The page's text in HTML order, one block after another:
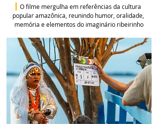
O filme mergulha em referências da cultura
popular amazônica, reunindo humor, oralidade,
memória e elementos do imaginário ribeirinho